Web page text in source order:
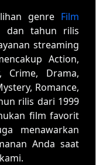
genre Film
dan tahun rilis
streaming
Action,
Crime, Drama,
Romance,
rilis dari 1999
film favorit
menawarkan
Anda saat